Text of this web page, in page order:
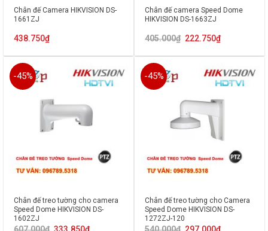
Chân đế Camera HIKVISION DS-
1661ZJ
438.750₫
Chân đế camera Speed Dome
HIKVISION DS-1663ZJ
405.000₫ Giá
222.750₫Giá
hiện
222.750₫.
-45%
Chân đế treo tường cho camera
Speed Dome HIKVISION DS-
1602ZJ
607.000₫ Giá
333.850₫Giá
-45%
Chân đế treo tường cho Camera
Speed Dome HIKVISION DS-
1272ZJ-120
540.000₫ Giá
297.000₫Giá